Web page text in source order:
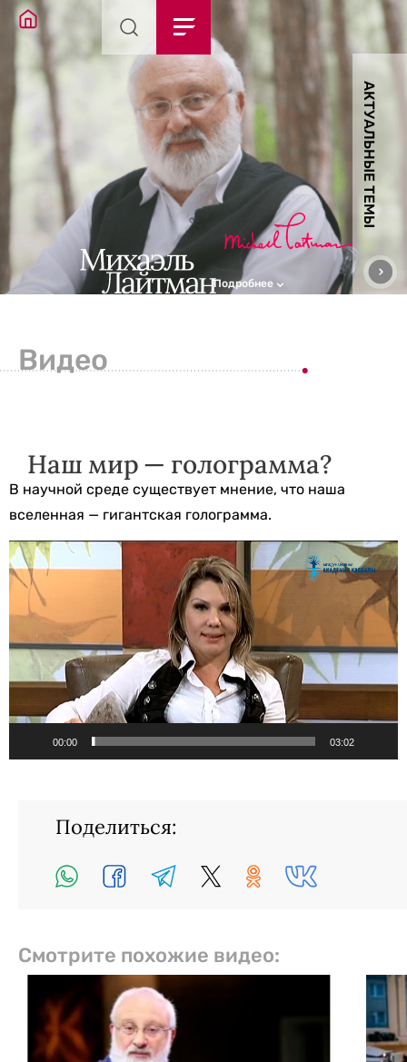
АКТУАЛЬНЫЕ ТЕМЫ
Подробнее
Видео
Наш мир — голограмма?
В научной среде существует мнение, что наша
вселенная — гигантская голограмма.
Видеоплеер
00:00 03:02
Поделиться:
Смотрите похожие видео: